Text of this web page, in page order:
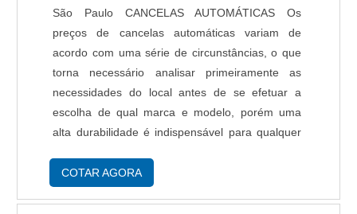
São Paulo CANCELAS AUTOMÁTICAS Os
preços de cancelas automáticas variam de
acordo com uma série de circunstâncias, o que
torna necessário analisar primeiramente as
necessidades do local antes de se efetuar a
escolha de qual marca e modelo, porém uma
alta durabilidade é indispensável para qualquer
que utilizam controles mais precisos, os custos
COTAR AGORA